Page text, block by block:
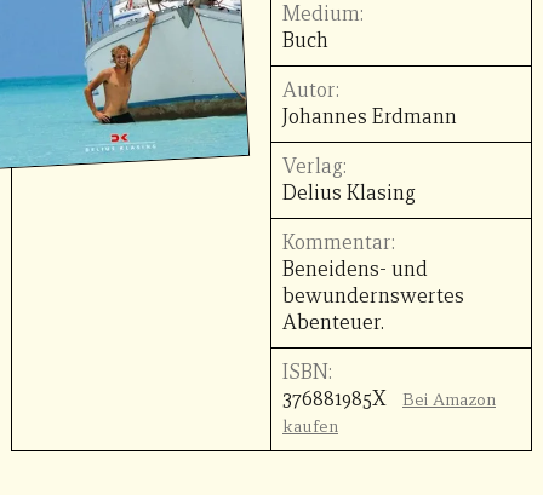
Medium:
Buch
Autor:
Johannes Erdmann
Verlag:
Delius Klasing
Kommentar:
Beneidens- und
bewundernswertes
Abenteuer.
ISBN:
376881985X
Bei Amazon
kaufen